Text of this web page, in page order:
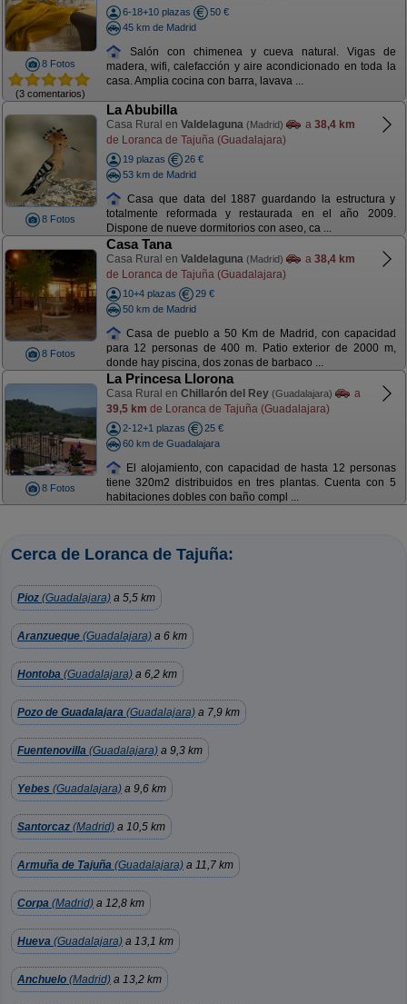
8 Fotos
(3 comentarios)
6-18+10 plazas
50 €
45 km de Madrid
Salón con chimenea y cueva natural. Vigas de
madera, wifi, calefacción y aire acondicionado en toda la
casa. Amplia cocina con barra, lavava ...
8 Fotos
La Abubilla
Casa Rural en Valdelaguna (Madrid) a 38,4 km
de Loranca de Tajuña (Guadalajara)
19 plazas
26 €
53 km de Madrid
Casa que data del 1887 guardando la estructura y
totalmente reformada y restaurada en el año 2009.
Dispone de nueve dormitorios con aseo, ca ...
8 Fotos
Casa Tana
Casa Rural en Valdelaguna (Madrid) a 38,4 km
de Loranca de Tajuña (Guadalajara)
10+4 plazas
29 €
50 km de Madrid
Casa de pueblo a 50 Km de Madrid, con capacidad
para 12 personas de 400 m. Patio exterior de 2000 m,
donde hay piscina, dos zonas de barbaco ...
8 Fotos
La Princesa Llorona
Casa Rural en Chillarón del Rey (Guadalajara)
a
39,5 km de Loranca de Tajuña (Guadalajara)
2-12+1 plazas
25 €
60 km de Guadalajara
El alojamiento, con capacidad de hasta 12 personas
tiene 320m2 distribuidos en tres plantas. Cuenta con 5
habitaciones dobles con baño compl ...
Cerca de Loranca de Tajuña:
Pioz (Guadalajara) a 5,5 km
Aranzueque (Guadalajara) a 6 km
Hontoba (Guadalajara) a 6,2 km
Pozo de Guadalajara (Guadalajara) a 7,9 km
Fuentenovilla (Guadalajara) a 9,3 km
Yebes (Guadalajara) a 9,6 km
Santorcaz (Madrid) a 10,5 km
Armuña de Tajuña (Guadalajara) a 11,7 km
Corpa (Madrid) a 12,8 km
Hueva (Guadalajara) a 13,1 km
Anchuelo (Madrid) a 13,2 km